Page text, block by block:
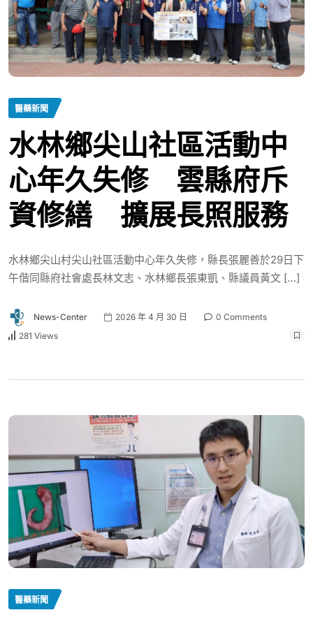
醫藥新聞
水林鄉尖山社區活動中
心年久失修 雲縣府斥
資修繕 擴展長照服務
水林鄉尖山村尖山社區活動中心年久失修，縣長張麗善於29日下
午偕同縣府社會處長林文志、水林鄉長張東凱、縣議員黃文 […]
News-Center 2026 年 4 月 30 日
0 Comments
281 Views
醫藥新聞